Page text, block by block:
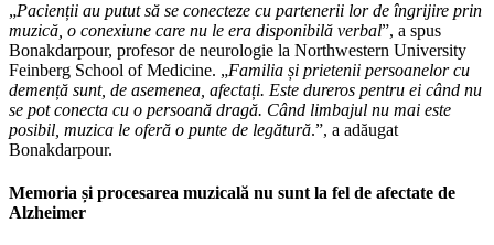
„Pacienții au putut să se conecteze cu partenerii lor de îngrijire prin
muzică, o conexiune care nu le era disponibilă verbal”, a spus
Bonakdarpour, profesor de neurologie la Northwestern University
Feinberg School of Medicine. „Familia și prietenii persoanelor cu
demență sunt, de asemenea, afectați. Este dureros pentru ei când nu
se pot conecta cu o persoană dragă. Când limbajul nu mai este
posibil, muzica le oferă o punte de legătură.”, a adăugat
Bonakdarpour.
Memoria și procesarea muzicală nu sunt la fel de afectate de
Alzheimer